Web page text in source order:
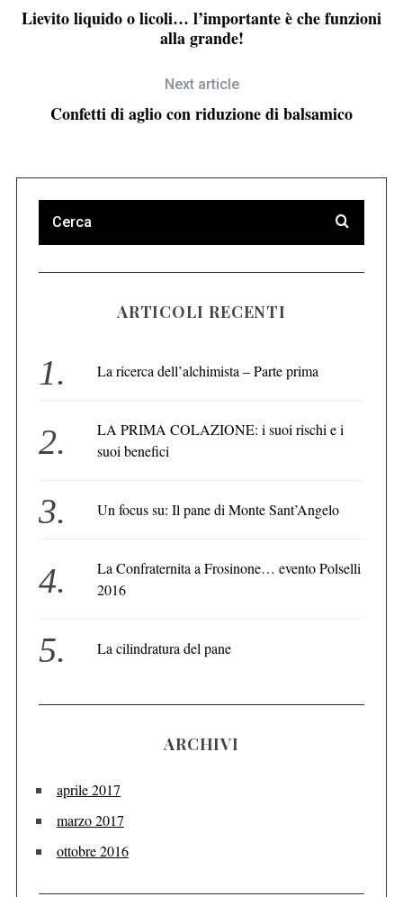
Lievito liquido o licoli… l’importante è che funzioni
alla grande!
Next article
Confetti di aglio con riduzione di balsamico
ARTICOLI RECENTI
La ricerca dell’alchimista – Parte prima
LA PRIMA COLAZIONE: i suoi rischi e i
suoi benefici
Un focus su: Il pane di Monte Sant’Angelo
La Confraternita a Frosinone… evento Polselli
2016
La cilindratura del pane
ARCHIVI
aprile 2017
marzo 2017
ottobre 2016